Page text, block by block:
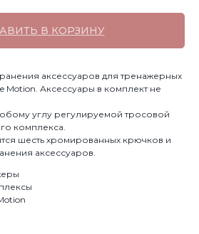
В КОРЗИНУ
аксессуаров для тренажерных
Motion. Аксессуары в комплект не
углу регулируемой тросовой
комплекса.
шесть хромированных крючков и
аксессуаров.